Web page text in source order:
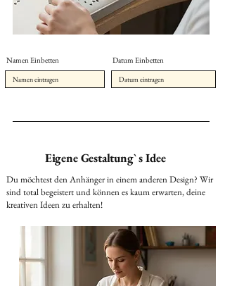
Namen Einbetten Datum Einbetten
Eigene Gestaltung` s Idee
Du möchtest den Anhänger in einem anderen Design? Wir
sind total begeistert und können es kaum erwarten, deine
kreativen Ideen zu erhalten!